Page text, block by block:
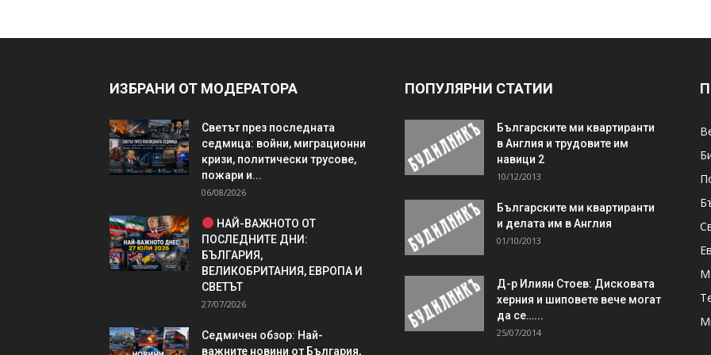
ИЗБРАНИ ОТ МОДЕРАТОРА
Светът през последната
седмица: войни, миграционни
кризи, политически трусове,
пожари и...
06/08/2026
НАЙ-ВАЖНОТО ОТ
ПОСЛЕДНИТЕ ДНИ:
БЪЛГАРИЯ,
ВЕЛИКОБРИТАНИЯ, ЕВРОПА И
СВЕТЪТ
27/07/2026
Седмичен обзор: Най-
важните новини от България,
ПОПУЛЯРНИ СТАТИИ
Българските ми квартиранти
в Англия и трудовите им
навици 2
10/12/2013
Българските ми квартиранти
и делата им в Англия
01/10/2013
Д-р Илиян Стоев: Дисковата
херния и шиповете вече могат
да се…...
25/07/2014